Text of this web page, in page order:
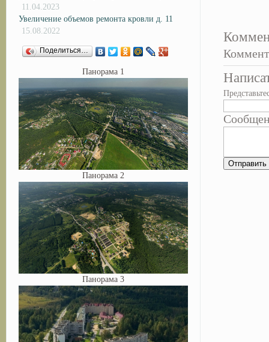
11.04.2023
Увеличение объемов ремонта кровли д. 11
15.08.2022
Поделиться…
Панорама 1
Панорама 2
Панорама 3